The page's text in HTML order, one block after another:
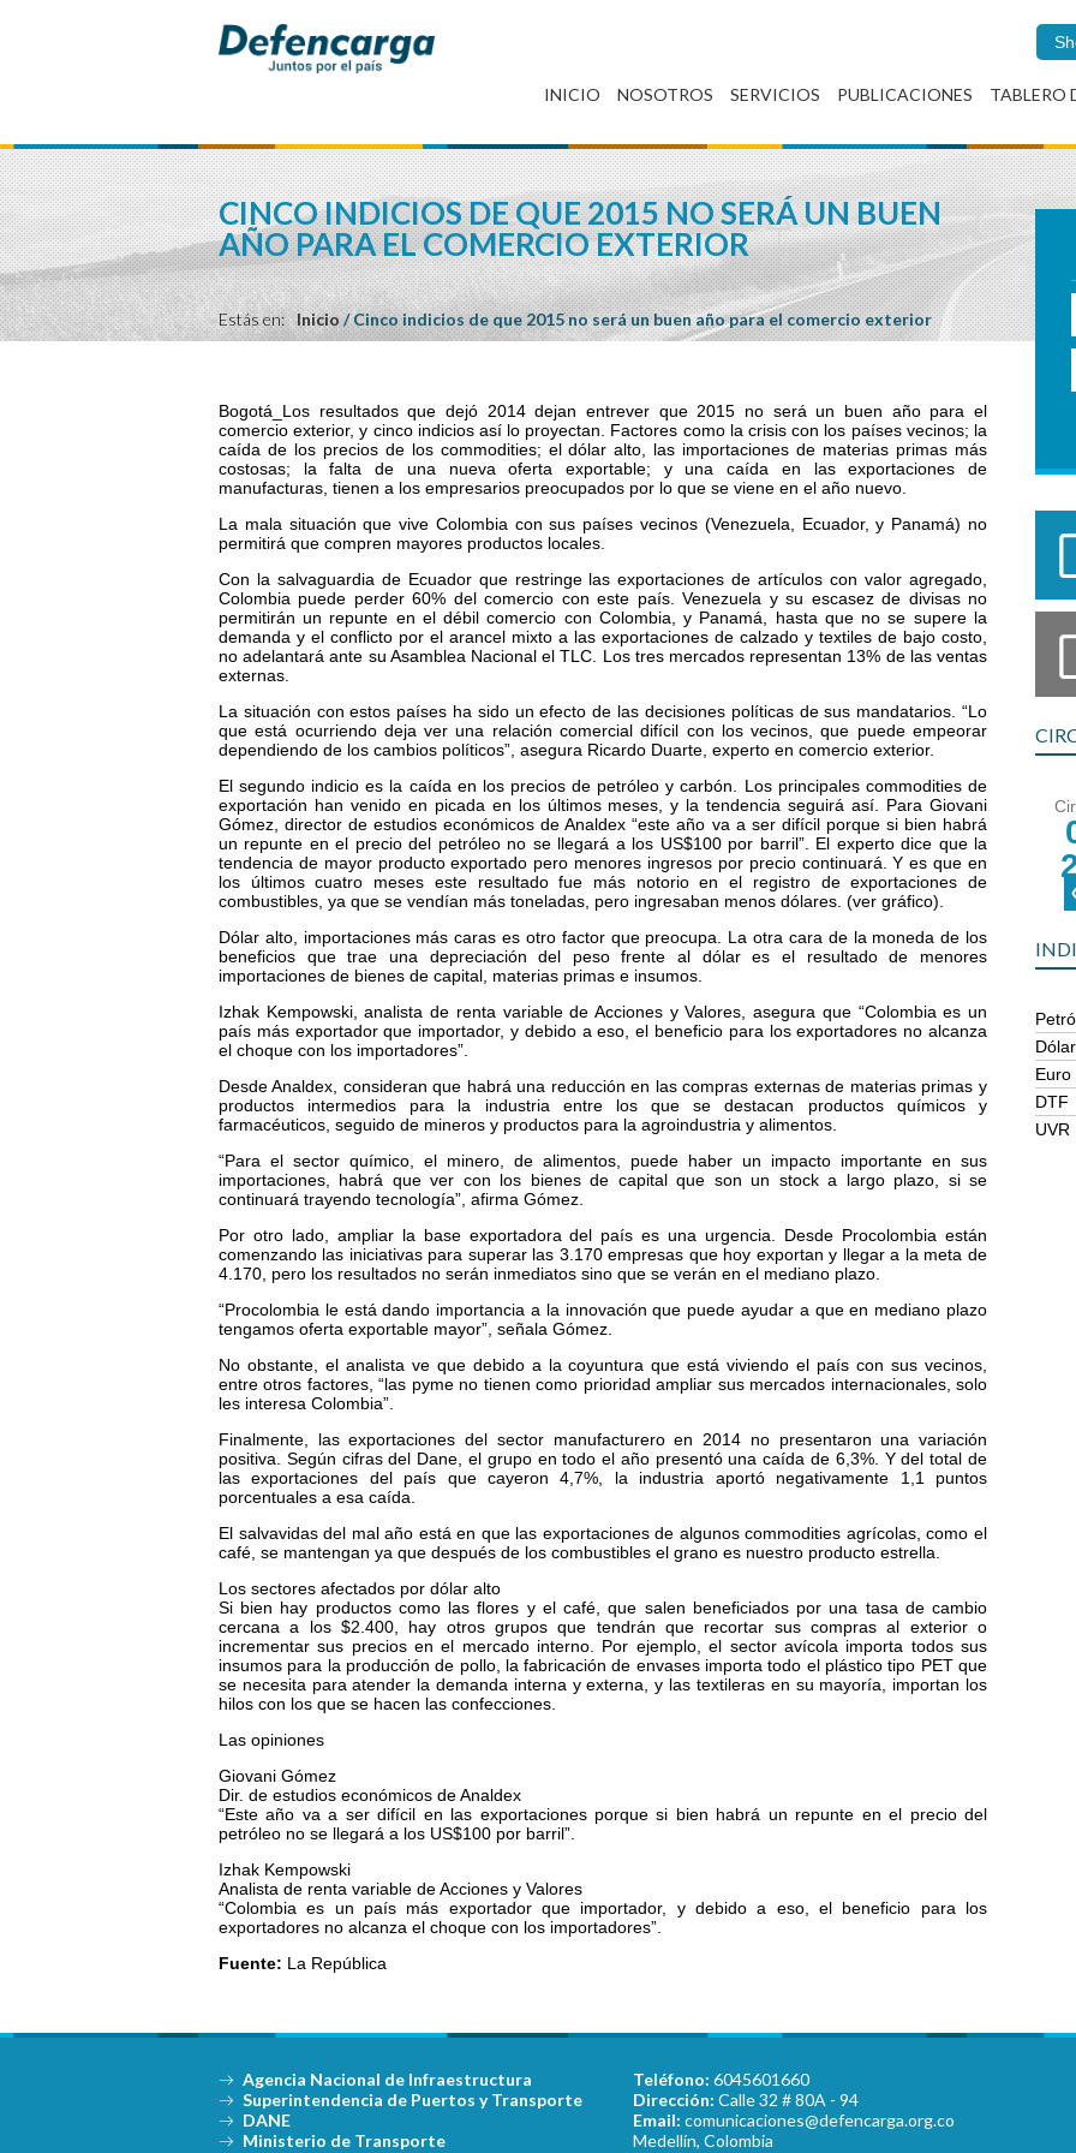
INICIO NOSOTROS SERVICIOS PUBLICACIONES TABLERO
CINCO INDICIOS DE QUE 2015 NO SERÁ UN BUEN
AÑO PARA EL COMERCIO EXTERIOR
Estás en: Inicio/Cinco indicios de que 2015 no será un buen año para el comercio exterior
Bogotá_Los resultados que dejó 2014 dejan entrever que 2015 no será un buen año para el
comercio exterior, y cinco indicios así lo proyectan. Factores como la crisis con los países vecinos; la
caída de los precios de los commodities; el dólar alto, las importaciones de materias primas más
costosas; la falta de una nueva oferta exportable; y una caída en las exportaciones de
manufacturas, tienen a los empresarios preocupados por lo que se viene en el año nuevo.
La mala situación que vive Colombia con sus países vecinos (Venezuela, Ecuador, y Panamá) no
permitirá que compren mayores productos locales.
Con la salvaguardia de Ecuador que restringe las exportaciones de artículos con valor agregado,
Colombia puede perder 60% del comercio con este país. Venezuela y su escasez de divisas no
permitirán un repunte en el débil comercio con Colombia, y Panamá, hasta que no se supere la
demanda y el conflicto por el arancel mixto a las exportaciones de calzado y textiles de bajo costo,
no adelantará ante su Asamblea Nacional el TLC. Los tres mercados representan 13% de las ventas
externas.
La situación con estos países ha sido un efecto de las decisiones políticas de sus mandatarios. “Lo
que está ocurriendo deja ver una relación comercial difícil con los vecinos, que puede empeorar
dependiendo de los cambios políticos”, asegura Ricardo Duarte, experto en comercio exterior.
El segundo indicio es la caída en los precios de petróleo y carbón. Los principales commodities de
exportación han venido en picada en los últimos meses, y la tendencia seguirá así. Para Giovani
Gómez, director de estudios económicos de Analdex “este año va a ser difícil porque si bien habrá
un repunte en el precio del petróleo no se llegará a los US$100 por barril”. El experto dice que la
tendencia de mayor producto exportado pero menores ingresos por precio continuará. Y es que en
los últimos cuatro meses este resultado fue más notorio en el registro de exportaciones de
combustibles, ya que se vendían más toneladas, pero ingresaban menos dólares. (ver gráfico).
Dólar alto, importaciones más caras es otro factor que preocupa. La otra cara de la moneda de los
beneficios que trae una depreciación del peso frente al dólar es el resultado de menores
importaciones de bienes de capital, materias primas e insumos.
Izhak Kempowski, analista de renta variable de Acciones y Valores, asegura que “Colombia es un
país más exportador que importador, y debido a eso, el beneficio para los exportadores no alcanza
el choque con los importadores”.
Desde Analdex, consideran que habrá una reducción en las compras externas de materias primas y
productos intermedios para la industria entre los que se destacan productos químicos y
farmacéuticos, seguido de mineros y productos para la agroindustria y alimentos.
“Para el sector químico, el minero, de alimentos, puede haber un impacto importante en sus
importaciones, habrá que ver con los bienes de capital que son un stock a largo plazo, si se
continuará trayendo tecnología”, afirma Gómez.
Por otro lado, ampliar la base exportadora del país es una urgencia. Desde Procolombia están
comenzando las iniciativas para superar las 3.170 empresas que hoy exportan y llegar a la meta de
4.170, pero los resultados no serán inmediatos sino que se verán en el mediano plazo.
“Procolombia le está dando importancia a la innovación que puede ayudar a que en mediano plazo
tengamos oferta exportable mayor”, señala Gómez.
No obstante, el analista ve que debido a la coyuntura que está viviendo el país con sus vecinos,
entre otros factores, “las pyme no tienen como prioridad ampliar sus mercados internacionales, solo
les interesa Colombia”.
Finalmente, las exportaciones del sector manufacturero en 2014 no presentaron una variación
positiva. Según cifras del Dane, el grupo en todo el año presentó una caída de 6,3%. Y del total de
las exportaciones del país que cayeron 4,7%, la industria aportó negativamente 1,1 puntos
porcentuales a esa caída.
El salvavidas del mal año está en que las exportaciones de algunos commodities agrícolas, como el
café, se mantengan ya que después de los combustibles el grano es nuestro producto estrella.
Los sectores afectados por dólar alto
Si bien hay productos como las flores y el café, que salen beneficiados por una tasa de cambio
cercana a los $2.400, hay otros grupos que tendrán que recortar sus compras al exterior o
incrementar sus precios en el mercado interno. Por ejemplo, el sector avícola importa todos sus
insumos para la producción de pollo, la fabricación de envases importa todo el plástico tipo PET que
se necesita para atender la demanda interna y externa, y las textileras en su mayoría, importan los
hilos con los que se hacen las confecciones.
Las opiniones
Giovani Gómez
Dir. de estudios económicos de Analdex
“Este año va a ser difícil en las exportaciones porque si bien habrá un repunte en el precio del
petróleo no se llegará a los US$100 por barril”.
Izhak Kempowski
Analista de renta variable de Acciones y Valores
“Colombia es un país más exportador que importador, y debido a eso, el beneficio para los
exportadores no alcanza el choque con los importadores”.
Fuente: La República
Dólar
Euro
DTF
UVR
Agencia Nacional de Infraestructura
Superintendencia de Puertos y Transporte
DANE
Ministerio de Transporte
Teléfono: 6045601660
Dirección: Calle 32 # 80A - 94
Email: comunicaciones@defencarga.org.co
Medellín, Colombia